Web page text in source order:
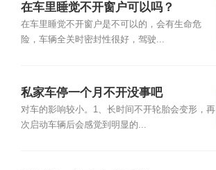
在车里睡觉不开窗户可以吗？
在车里睡觉不开窗户是不可以的，会有生命危
险，车辆全关时密封性很好，驾驶...
私家车停一个月不开没事吧
对车的影响较小。1、长时间不开轮胎会变形，再
次启动车辆后会感觉到明显的...